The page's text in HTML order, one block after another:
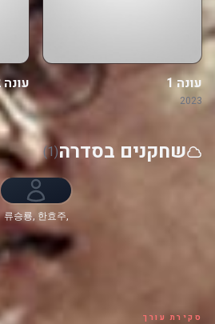
עונה 1
2023
עונה 2
שחקנים בסדרה(1)
류승룡, 한효주,
조인성, 차태현,
류승범, 김성균,
김희원, 문성근,
이정하, 고윤정,
김도훈, 곽선영,
סקירת עורך